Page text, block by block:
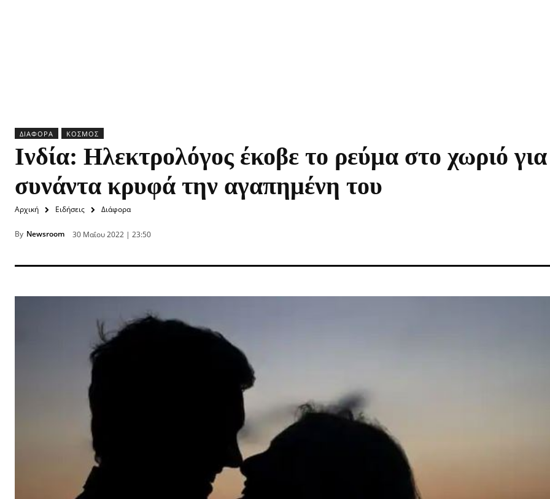
ΔΙΆΦΟΡΑ ΚΌΣΜΟΣ
Ινδία: Ηλεκτρολόγος έκοβε το ρεύμα στο χωριό
συνάντα κρυφά την αγαπημένη του
Αρχική Ειδήσεις Διάφορα
By Newsroom 30 Μαΐου 2022 | 23:50